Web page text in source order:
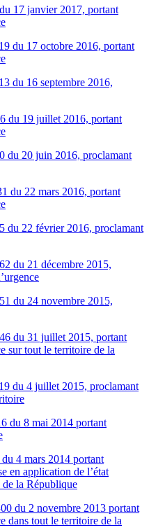
17 janvier 2017, portant
du 17 octobre 2016, portant
du 16 septembre 2016,
du 19 juillet 2016, portant
du 20 juin 2016, proclamant
du 22 mars 2016, portant
du 22 février 2016, proclamant
du 21 décembre 2015,
du 24 novembre 2015,
du 31 juillet 2015, portant
sur tout le territoire de la
du 4 juillet 2015, proclamant
du 8 mai 2014 portant
4 mars 2014 portant
en application de l’état
de la République
du 2 novembre 2013 portant
dans tout le territoire de la